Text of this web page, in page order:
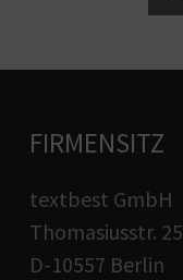
FIRMENSITZ
textbest GmbH
Thomasiusstr. 25
D-10557 Berlin